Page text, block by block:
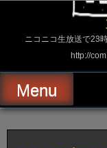
ス
ッ
プ
ニコニコ生放送で23
http://
Menu